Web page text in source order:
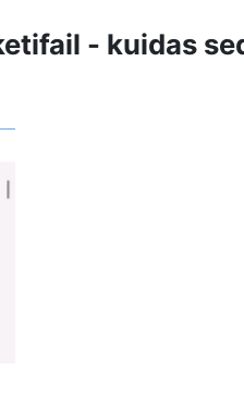
- kuidas